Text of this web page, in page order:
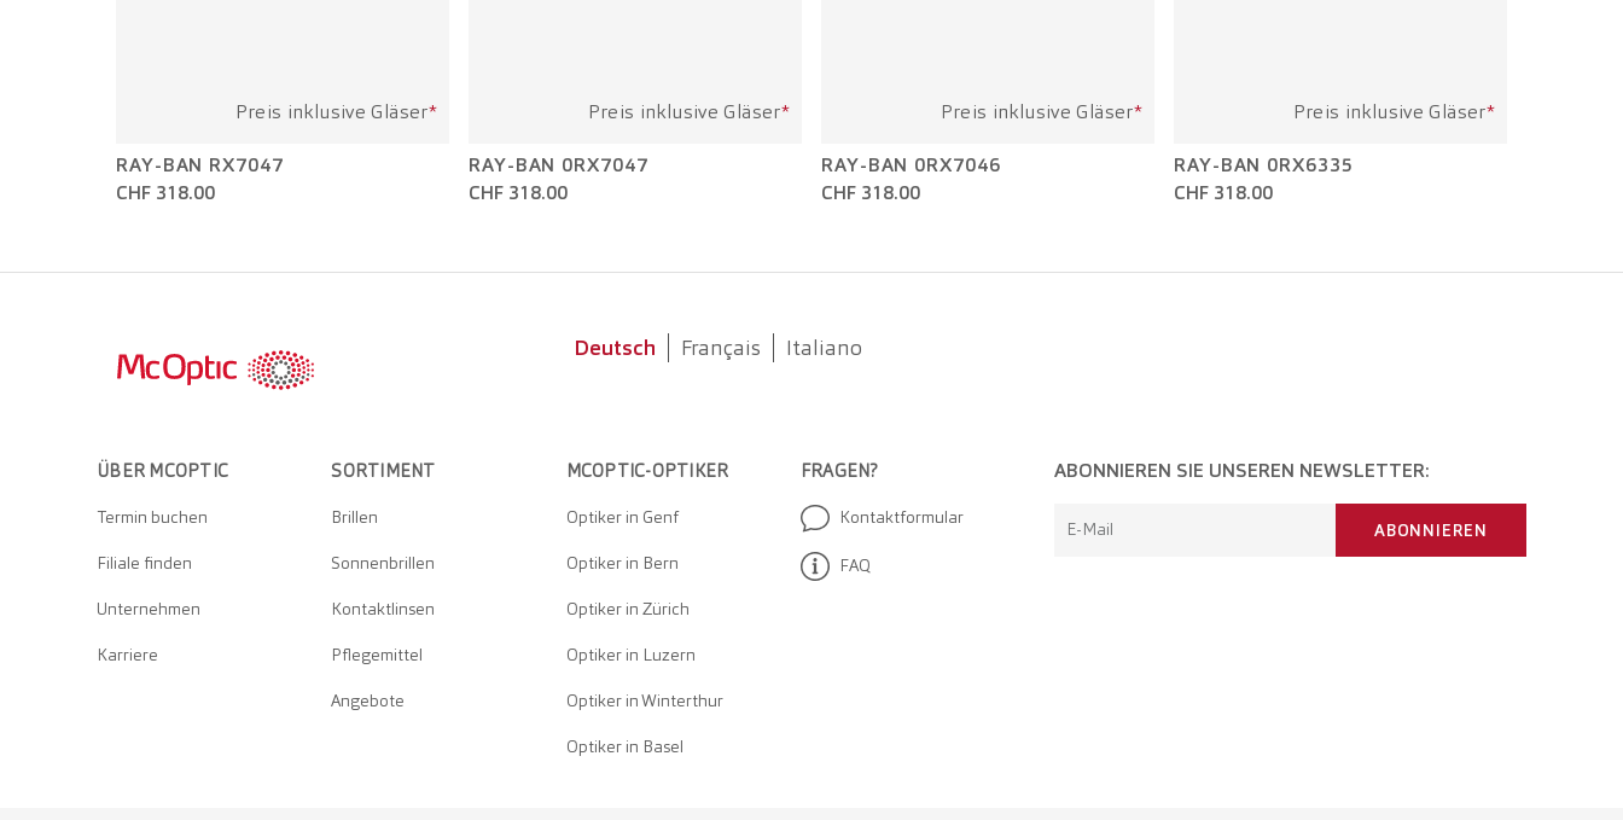
Preis inklusive Gläser*
RAY-BAN RX7047
CHF 318.00
Preis inklusive Gläser*
RAY-BAN 0RX7047
CHF 318.00
Preis inklusive Gläser*
RAY-BAN 0RX7046
CHF 318.00
Preis inklusive Gläser*
RAY-BAN 0RX6335
CHF 318.00
Deutsch Français Italiano
ÜBER MCOPTIC
Termin buchen
Filiale finden
Unternehmen
Karriere
SORTIMENT
Brillen
Sonnenbrillen
Kontaktlinsen
Pflegemittel
Angebote
MCOPTIC-OPTIKER
Optiker in Genf
Optiker in Bern
Optiker in Zürich
Optiker in Luzern
Optiker in Winterthur
Optiker in Basel
FRAGEN?
Kontaktformular
FAQ
ABONNIEREN SIE UNSEREN NEWSLETTER:
E-Mail ABONNIEREN